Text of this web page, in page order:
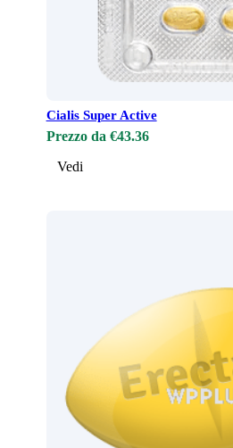
Cialis Super Active
Prezzo da €43.36
Vedi